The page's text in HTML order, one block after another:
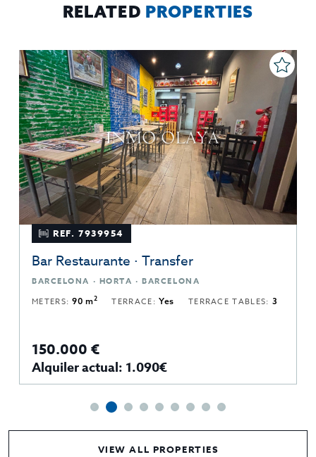
RELATED PROPERTIES
REF. 7939954
Bar Restaurante · Transfer
BARCELONA · HORTA · BARCELONA
METERS:90 m2 TERRACE:Yes TERRACE TABLES: 3
150.000 €
Alquiler actual: 1.090€
VIEW ALL PROPERTIES